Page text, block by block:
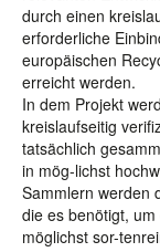
durch einen
erforderliche
europäischen
erreicht werden.
In dem Projekt
kreislaufseitig
tatsächlich
in mög-lichst
Sammlern werden
die es benötigt,
möglichst sor-